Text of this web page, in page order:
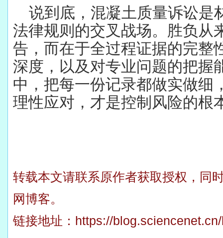
说到底，混凝土质量诉讼是
法律规则的交叉战场。胜负从
告，而在于全过程证据的完整
深度，以及对专业问题的把握
中，把每一份记录都做实做细
理性应对，才是控制风险的根
转载本文请联系原作者获取授权，同
网博客。
链接地址： https://